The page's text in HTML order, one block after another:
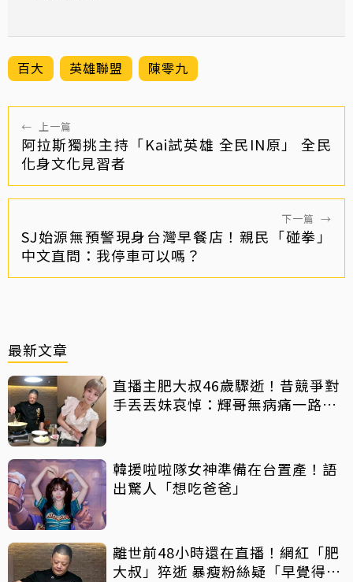
百大 英雄聯盟 陳零九
← 上一篇
阿拉斯獨挑主持「Kai試英雄 全民IN原」 全民
化身文化見習者
下一篇 →
SJ始源無預警現身台灣早餐店！親民「碰拳」
中文直問：我停車可以嗎？
最新文章
直播主肥大叔46歲驟逝！昔競爭對
手丟丟妹哀悼：輝哥無病痛一路好
韓援啦啦隊女神準備在台置產！語
出驚人「想吃爸爸」
離世前48小時還在直播！網紅「肥
大叔」猝逝 暴瘦粉絲疑「早覺得不